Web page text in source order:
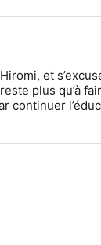
et
plus qu’à
continuer